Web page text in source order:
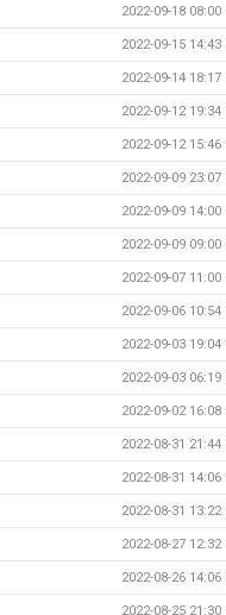
2022-09-18 08:00
2022-09-15 14:43
2022-09-14 18:17
2022-09-12 19:34
2022-09-12 15:46
2022-09-09 23:07
2022-09-09 14:00
2022-09-09 09:00
2022-09-07 11:00
2022-09-06 10:54
2022-09-03 19:04
2022-09-03 06:19
2022-09-02 16:08
2022-08-31 21:44
2022-08-31 14:06
2022-08-31 13:22
2022-08-27 12:32
2022-08-26 14:06
2022-08-25 21:30